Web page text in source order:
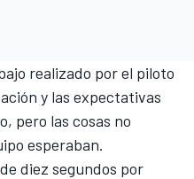
realizado por el piloto
y las expectativas
pero las cosas no
esperaban.
diez segundos por